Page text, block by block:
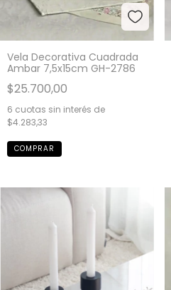
Vela Decorativa Cuadrada
Ambar 7,5x15cm GH-2786
$25.700,00
6 cuotas sin interés de
$4.283,33